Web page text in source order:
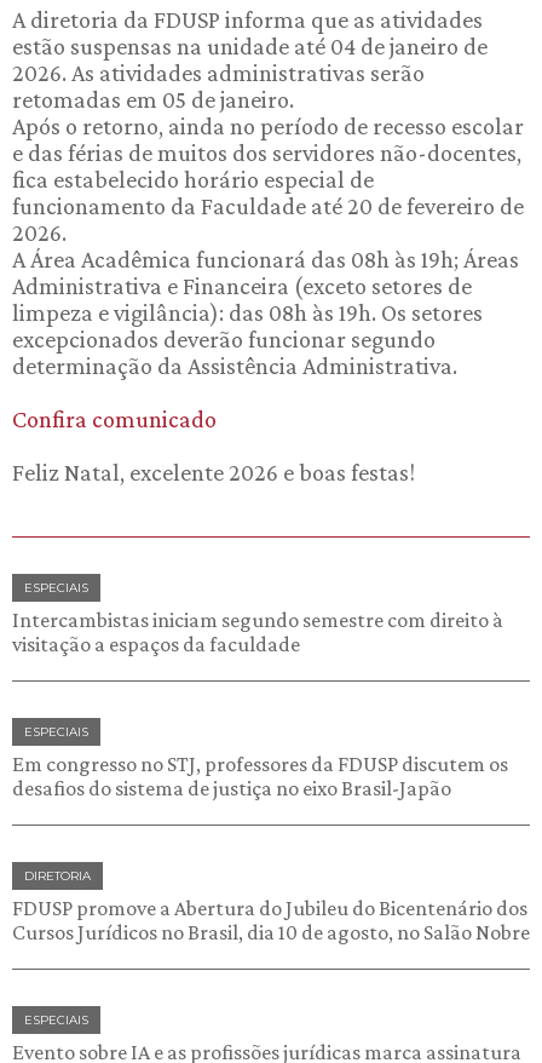
A diretoria da FDUSP informa que as atividades
estão suspensas na unidade até 04 de janeiro de
2026. As atividades administrativas serão
retomadas em 05 de janeiro.
Após o retorno, ainda no período de recesso escolar
e das férias de muitos dos servidores não-docentes,
fica estabelecido horário especial de
funcionamento da Faculdade até 20 de fevereiro de
2026.
A Área Acadêmica funcionará das 08h às 19h; Áreas
Administrativa e Financeira (exceto setores de
limpeza e vigilância): das 08h às 19h. Os setores
excepcionados deverão funcionar segundo
determinação da Assistência Administrativa.
Confira comunicado
Feliz Natal, excelente 2026 e boas festas!
ESPECIAIS
Intercambistas iniciam segundo semestre com direito à
visitação a espaços da faculdade
ESPECIAIS
Em congresso no STJ, professores da FDUSP discutem os
desafios do sistema de justiça no eixo Brasil-Japão
DIRETORIA
FDUSP promove a Abertura do Jubileu do Bicentenário dos
Cursos Jurídicos no Brasil, dia 10 de agosto, no Salão Nobre
ESPECIAIS
Evento sobre IA e as profissões jurídicas marca assinatura